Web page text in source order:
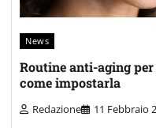
News
Routine anti-aging
come impostarla
Redazione 11 Febbraio